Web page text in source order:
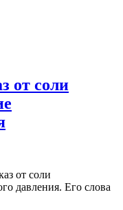
от соли
от соли
давления. Его слова